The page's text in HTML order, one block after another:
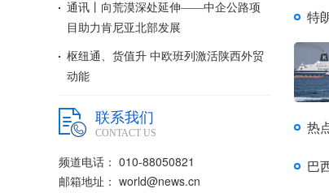
通讯丨向荒漠深处延伸——中企公路项
目助力肯尼亚北部发展
枢纽通、货值升 中欧班列激活陕西外贸
动能
联系我们
CONTACT US
频道电话： 010-88050821
邮箱地址： world@news.cn
特
热
巴